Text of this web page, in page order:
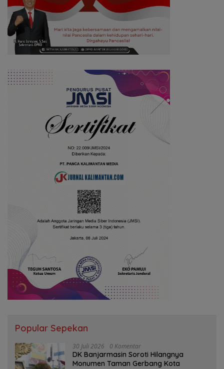
Popular Sepekan
30 Juli 2026 0 Komentar
DK Banjarmasin Soroti Hilangnya
Monumen Taman Gerbang Kota